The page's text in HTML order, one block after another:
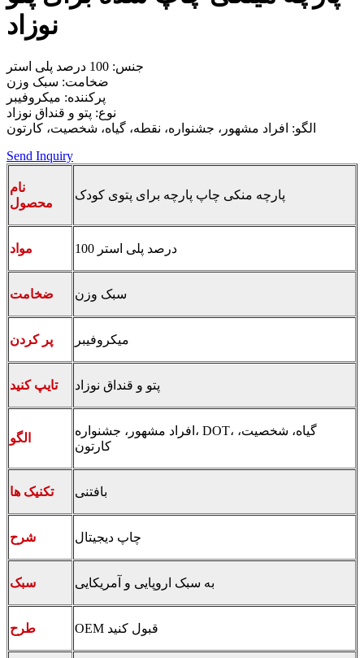
نوزاد
جنس: 100 درصد پلی استر
ضخامت: سبک وزن
پرکننده: میکروفیبر
نوع: پتو و قنداق نوزاد
الگو: افراد مشهور، جشنواره، نقطه، گیاه، شخصیت، کارتون
Send Inquiry
نام
محصول
پارچه منکی چاپ پارچه برای پتوی کودک
مواد 100 درصد پلی استر
ضخامت سبک وزن
پر كردن میکروفیبر
تایپ کنید پتو و قنداق نوزاد
الگو
افراد مشهور، جشنواره، DOT، گیاه، شخصیت،
کارتون
تکنیک ها بافتنی
شرح چاپ دیجیتال
سبک به سبک اروپایی و آمریکایی
طرح OEM قبول کنید